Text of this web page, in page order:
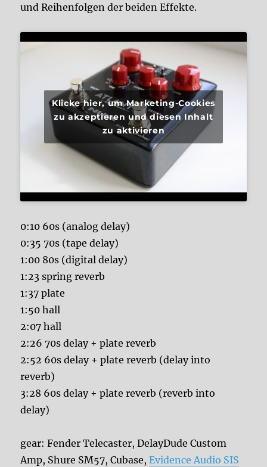
und Reihenfolgen der beiden Effekte.
Klicke hier, um Marketing-Cookies
zu akzeptieren und diesen Inhalt
zu aktivieren
0:10 60s (analog delay)
0:35 70s (tape delay)
1:00 80s (digital delay)
1:23 spring reverb
1:37 plate
1:50 hall
2:07 hall
2:26 70s delay + plate reverb
2:52 60s delay + plate reverb (delay into
reverb)
3:28 60s delay + plate reverb (reverb into
delay)
gear: Fender Telecaster, DelayDude Custom
Amp, Shure SM57, Cubase,Evidence Audio SIS